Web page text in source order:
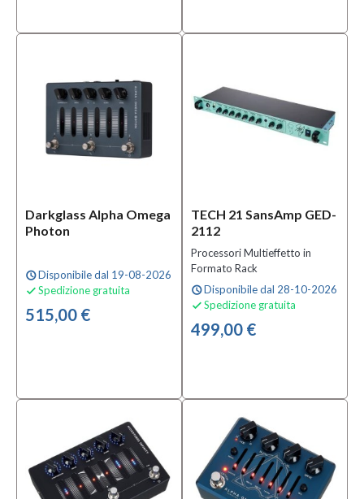
Chitarra
Chorus
Pedale
Compressore
Condizione
Nuovo
(80)
1.095,00 €
Bianco
(2)
Darkglass Alpha Omega
Photon
scheduleDisponibile dal 19-08-2026
 Spedizione gratuita
515,00 €
TECH 21 SansAmp GED-
2112
Processori Multieffetto in
Formato Rack
scheduleDisponibile dal 28-10-2026
 Spedizione gratuita
499,00 €